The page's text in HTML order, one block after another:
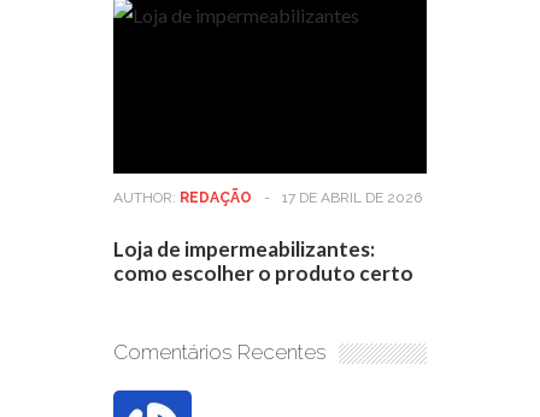
AUTHOR: REDAÇÃO - 17 DE ABRIL DE 2026
Loja de impermeabilizantes:
como escolher o produto certo
Comentários Recentes